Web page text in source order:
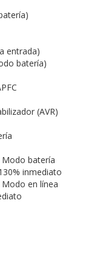
entrada)
batería)
(AVR)
Modo batería
inmediato
en línea